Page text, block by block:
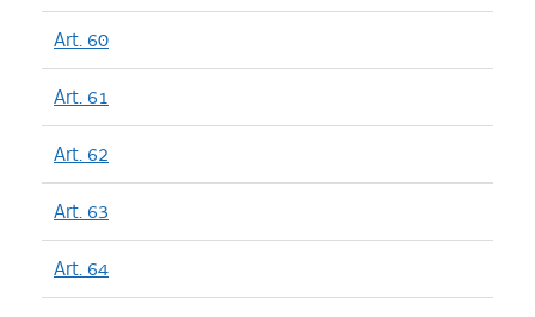
Art. 60
Art. 61
Art. 62
Art. 63
Art. 64